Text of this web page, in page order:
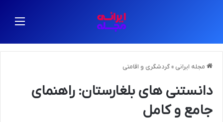
مجله ایرانی » گردشگری و اقامتی
دانستنی های بلغارستان: راهنمای
جامع و کامل